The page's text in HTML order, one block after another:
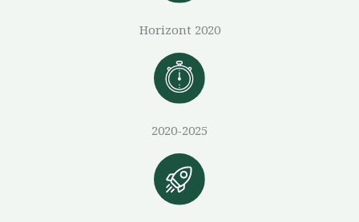
Horizont 2020
2020-2025